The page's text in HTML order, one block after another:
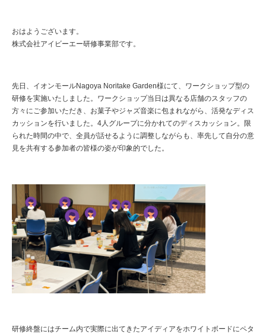
おはようございます。
株式会社アイビーエー研修事業部です。
先日、イオンモールNagoya Noritake Garden様にて、ワークショップ型の
研修を実施いたしました。ワークショップ当日は異なる店舗のスタッフの
方々にご参加いただき、お菓子やジャズ音楽に包まれながら、活発なディス
カッションを行いました。4人グループに分かれてのディスカッション。限
られた時間の中で、全員が話せるように調整しながらも、率先して自分の意
見を共有する参加者の皆様の姿が印象的でした。
研修終盤にはチーム内で実際に出てきたアイディアをホワイトボードにペタ